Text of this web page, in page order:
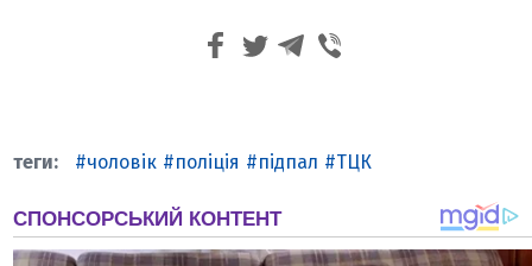
чоловік поліція підпал ТЦК